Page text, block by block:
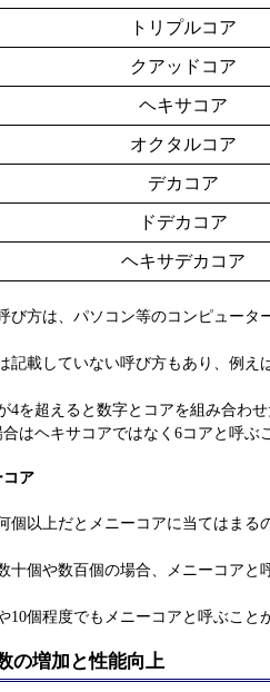
トリプルコア
クアッドコア
ヘキサコア
オクタルコア
デカコア
ドデカコア
ヘキサデカコア
び方は、パソコン等のコンピュータ
記載していない呼び方もあり、例え
4を超えると数字とコアを組み合わ
はヘキサコアではなく6コアと呼ぶ
コア
個以上だとメニーコアに当てはまる
十個や数百個の場合、メニーコアと
10個程度でもメニーコアと呼ぶこと
の増加と性能向上